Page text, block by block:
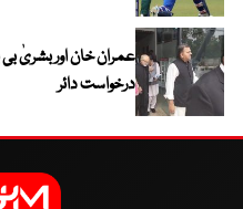
عمران خان اور بشریٰ
درخواست دائر